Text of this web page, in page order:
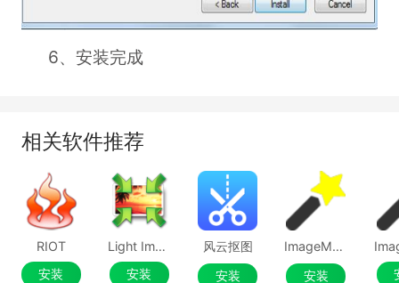
6、安装完成
相关软件推荐
RIOT
安装
Light Image Resizer
安装
风云抠图
安装
ImageMagick电脑版
安装